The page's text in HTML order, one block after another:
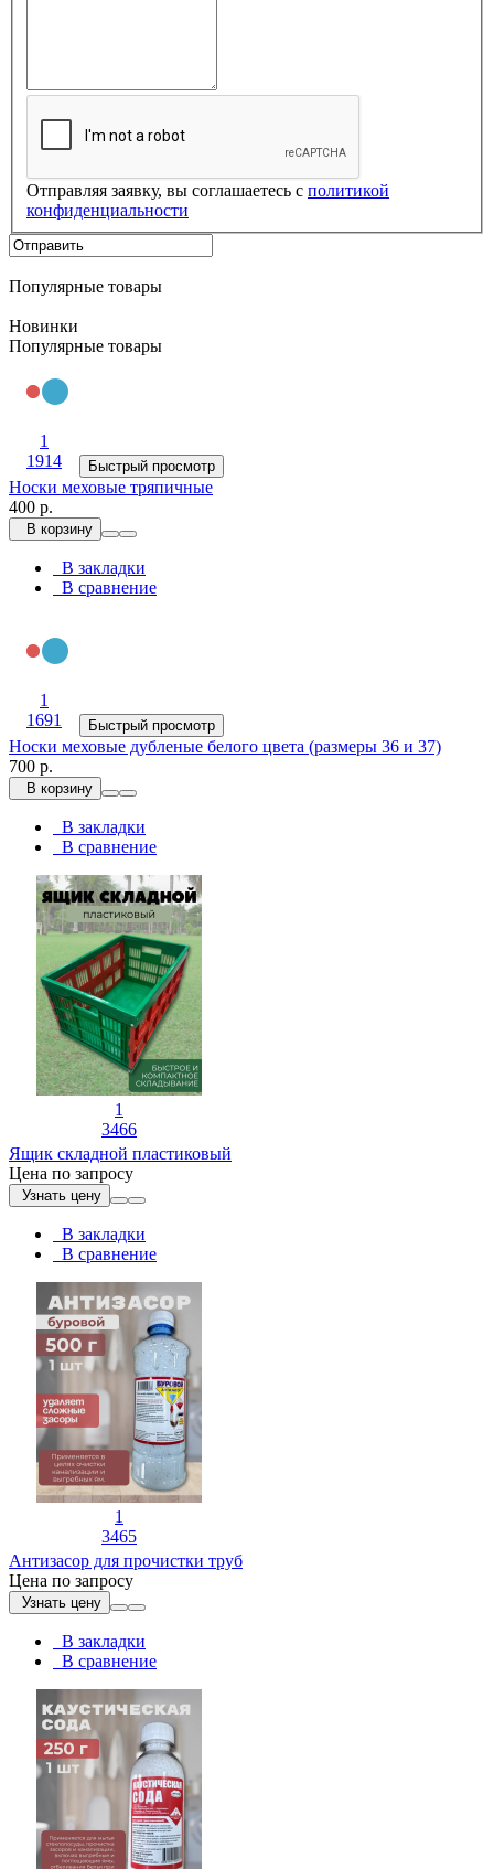
Отправляя заявку, вы соглашаетесь с политикой
конфиденциальности
Популярные товары
Новинки
Популярные товары
1
1914
Быстрый просмотр
Носки меховые тряпичные
400 р.
В корзину
В закладки
В сравнение
1
1691
Быстрый просмотр
Носки меховые дубленые белого цвета (размеры 36 и 37)
700 р.
В корзину
В закладки
В сравнение
1
3466
Ящик складной пластиковый
Цена по запросу
Узнать цену
В закладки
В сравнение
1
3465
Антизасор для прочистки труб
Цена по запросу
Узнать цену
В закладки
В сравнение